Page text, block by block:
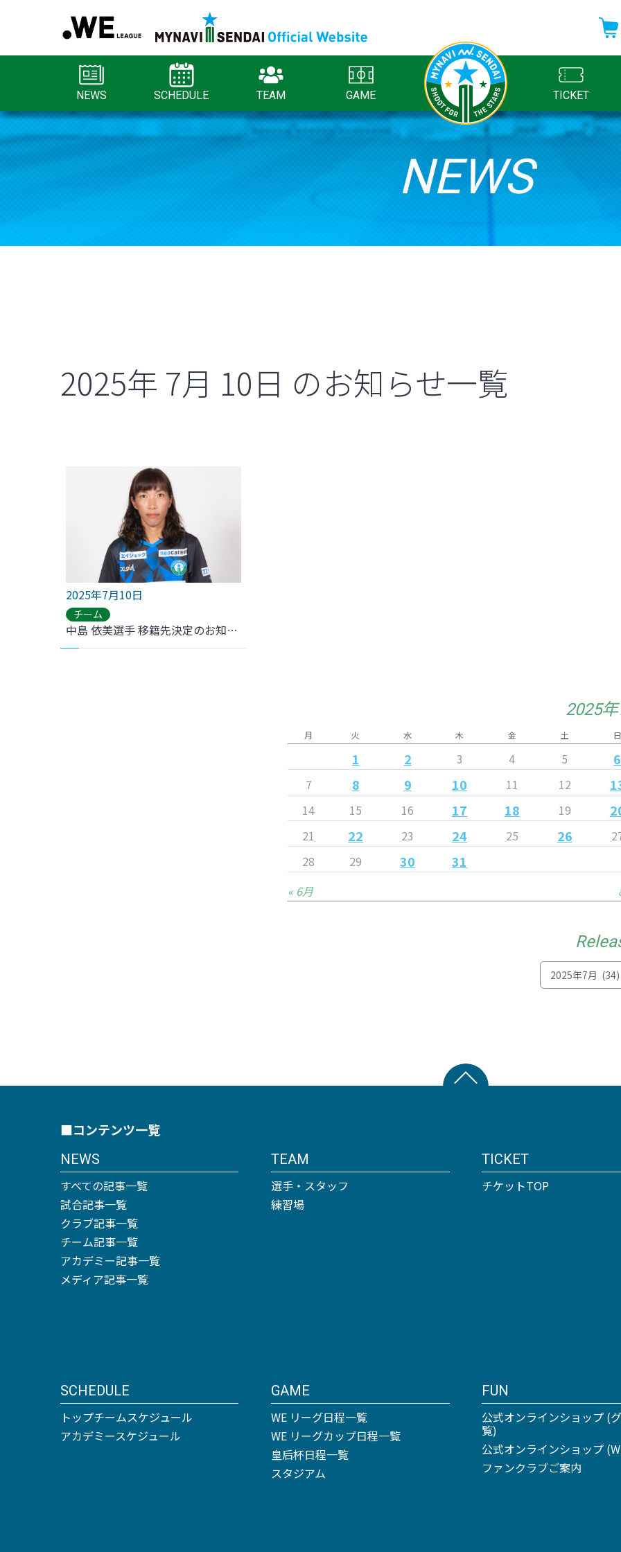
NEWS SCHEDULE TEAM GAME TICKET
NEWS
2025年 7月 10日 のお知らせ一覧
2025年7月10日
チーム
中島 依美選手 移籍先決定のお知らせ
2025
月 火 水 木 金 土 日
1 2 3 4 5 6
7 8 9 10 11 12
14 15 16 17 18 19
21 22 23 24 25 26
28
29 30 31
« 6月
■コンテンツ一覧
NEWS
すべての記事一覧
試合記事一覧
クラブ記事一覧
チーム記事一覧
アカデミー記事一覧
メディア記事一覧
SCHEDULE
トップチームスケジュール
アカデミースケジュール
TEAM
選手・スタッフ
練習場
GAME
WE リーグ日程一覧
WE リーグカップ日程一覧
皇后杯日程一覧
スタジアム
TICKET
チケットTOP
FUN
公式オンラインショップ (
覧)
公式オンラインショップ
ファンクラブご案内